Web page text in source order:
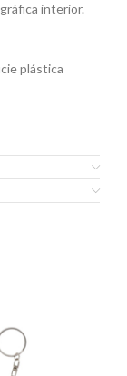
interior.
plástica